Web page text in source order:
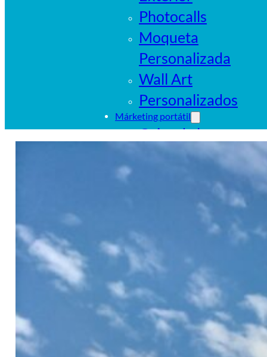
Photocalls
Moqueta
Personalizada
Wall Art
Personalizados
Márketing portátil
Cajas de luz
portátiles
Banderas
Carpas